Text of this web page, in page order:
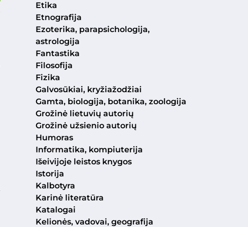
Etika
Etnografija
Ezoterika, parapsichologija,
astrologija
Fantastika
Filosofija
Fizika
Galvosūkiai, kryžiažodžiai
Gamta, biologija, botanika, zoologija
Grožinė lietuvių autorių
Grožinė užsienio autorių
Humoras
Informatika, kompiuterija
Išeivijoje leistos knygos
Istorija
Kalbotyra
Karinė literatūra
Katalogai
Kelionės, vadovai, geografija